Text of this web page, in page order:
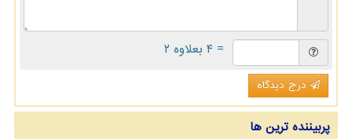
= ۴ بعلاوه ۲
درج دیدگاه
پربیننده ترین ها